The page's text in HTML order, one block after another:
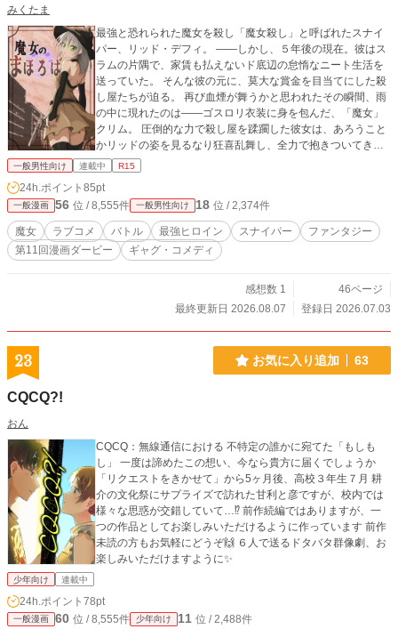
みくたま
最強と恐れられた魔女を殺し「魔女殺し」と呼ばれたスナイ
パー、リッド・デフィ。 ――しかし、５年後の現在。彼はス
ラムの片隅で、家賃も払えないド底辺の怠惰なニート生活を
送っていた。 そんな彼の元に、莫大な賞金を目当てにした殺
し屋たちが迫る。 再び血煙が舞うかと思われたその瞬間、雨
の中に現れたのは――ゴスロリ衣装に身を包んだ、「魔女」
クリム。 圧倒的な力で殺し屋を蹂躙した彼女は、あろうこと
かリッドの姿を見るなり狂喜乱舞し、全力で抱きついてき
て!? 「やっと会えました！ この身のすべてをリッド様に捧げ
凄腕（だけど働きたくない）最強（だけど愛が重すぎる）ヤ
ンデレ魔女が織りなす、命がけの勘違い（？）バトルラブコ
メ、ここに開幕！
一般男性向け 連載中 R15
24h.ポイント 85pt
一般漫画 56 位 / 8,555件 一般男性向け 18 位 / 2,374件
魔女 ラブコメ バトル 最強ヒロイン スナイパー
ファンタジー
第11回漫画ダービー
ギャグ・コメディ
感想数 1
46ページ
最終更新日 2026.08.07
登録日 2026.07.03
23 お気に入り追加 63
CQCQ?!
おん
CQCQ：無線通信における 不特定の誰かに宛てた「もしも
し」 一度は諦めたこの想い、今なら貴方に届くでしょうか
「リクエストをきかせて」から5ヶ月後、高校３年生７月 耕
介の文化祭にサプライズで訪れた甘利と彦ですが、校内では
様々な思惑が交錯していて…⁉︎ 前作続編ではありますが、一
つの作品としてお楽しみいただけるように作っています 前作
未読の方もお気軽にどうぞ🙌 ６人で送るドタバタ群像劇、お
楽しみいただけますように✨
少年向け 連載中
24h.ポイント 78pt
一般漫画 60 位 / 8,555件 少年向け 11 位 / 2,488件